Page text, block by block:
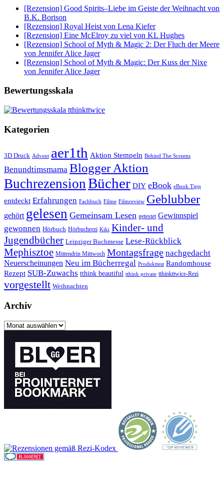
[Rezension] Good Spirits–Liebe im Geiste der Weihnacht von
B.K. Borison
[Rezension] Royal Heist von Lena Kiefer
[Rezension] Eine McElroy zu viel von KL Hughes
[Rezension] School of Myth & Magic 2: Der Fluch der Meere
von Jennifer Alice Jager
[Rezension] School of Myth & Magic: Der Kuss der Nixe
von Jennifer Alice Jager
Bewertungsskala
Kategorien
3D Druck Advent aer1th Aktion Stempeln Behind The Screens
Benundtimsmama Blogger Aktion
Buchrezension Bücher DIY eBook eBook Tipp
entdeckt Erfahrungen Fachbuch Filme Filmreview Geblubber
gehört gelesen Gemeinsam Lesen getestet Gewinnspiel
gewonnen Hörbuch Hörbuchrezi Kiki Kinder- und
Jugendbücher Leipziger Buchmesse Lese-Rückblick
Mephisztoe Mittendrin Mittwoch Montagsfrage nachgedacht
Neuerscheinungen Neu im Bücherregal Produkttest Randomhouse
Rezept SUB-Zuwachs tthink beautiful tthink private tthinkttwice-Rezi
vorgestellt Weihnachten
Archiv
Archiv